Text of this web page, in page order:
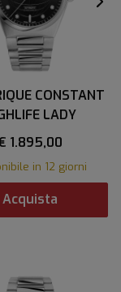
CONSTANT
LADY
1.895,00
in 12 giorni
Acquista